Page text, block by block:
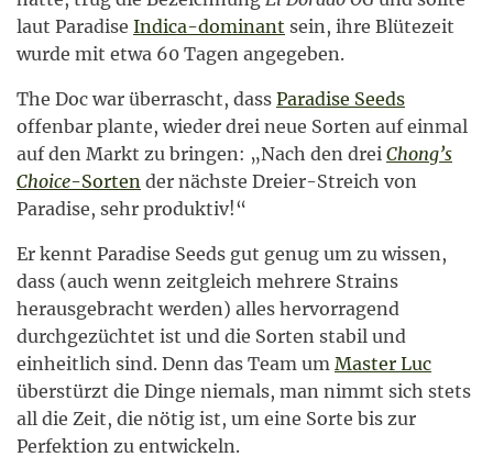
laut Paradise Indica-dominant sein, ihre Blütezeit
wurde mit etwa 60 Tagen angegeben.
The Doc war überrascht, dass Paradise Seeds
offenbar plante, wieder drei neue Sorten auf einmal
auf den Markt zu bringen: „Nach den drei Chong’s
Choice-Sorten der nächste Dreier-Streich von
Paradise, sehr produktiv!“
Er kennt Paradise Seeds gut genug um zu wissen,
dass (auch wenn zeitgleich mehrere Strains
herausgebracht werden) alles hervorragend
durchgezüchtet ist und die Sorten stabil und
einheitlich sind. Denn das Team um Master Luc
überstürzt die Dinge niemals, man nimmt sich stets
all die Zeit, die nötig ist, um eine Sorte bis zur
Perfektion zu entwickeln.